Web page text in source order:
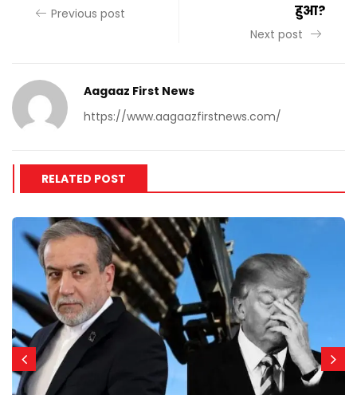
Previous post
हुआ?
Next post
Aagaaz First News
https://www.aagaazfirstnews.com/
RELATED POST